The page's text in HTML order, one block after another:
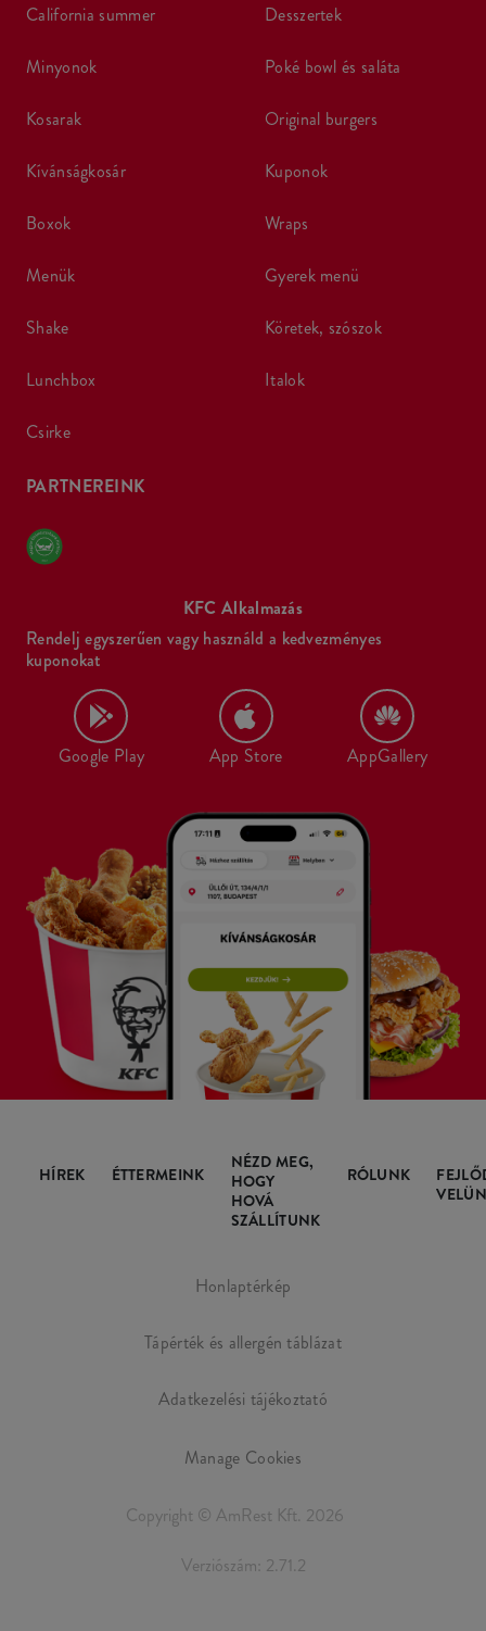
california summer
minyonok
kosarak
kívánságkosár
boxok
menük
shake
lunchbox
csirke
desszertek
poké bowl és saláta
original burgers
kuponok
wraps
gyerek menü
köretek, szószok
italok
PARTNEREINK
KFC Alkalmazás
Rendelj egyszerűen vagy használd a kedvezményes
kuponokat
Google Play App Store AppGallery
HÍREK ÉTTERMEINK
NÉZD MEG,
HOGY
HOVÁ
SZÁLLÍTUNK
RÓLUNK
Honlaptérkép
Tápérték és allergén táblázat
Adatkezelési tájékoztató
Manage Cookies
Copyright © AmRest Kft. 2026
Verziószám: 2.71.2